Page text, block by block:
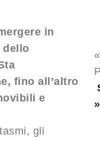
in
dello
fino all’altro
e
gli
«
»